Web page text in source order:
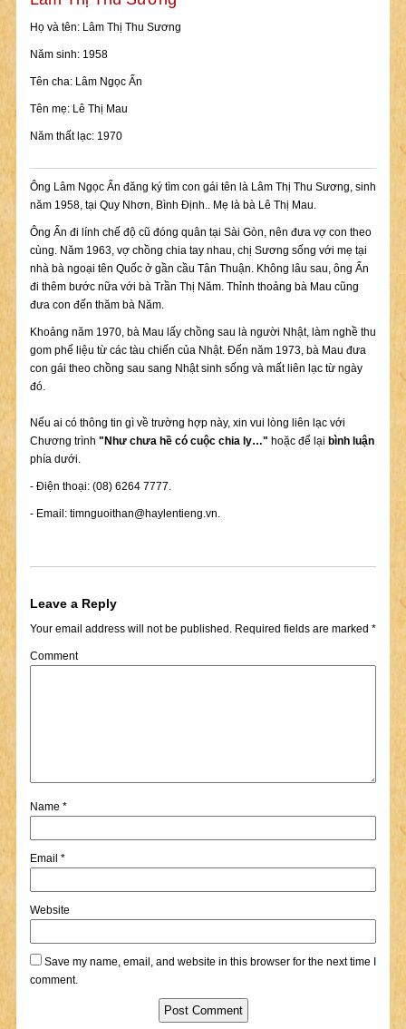
Họ và tên: Lâm Thị Thu Sương
Năm sinh: 1958
Tên cha: Lâm Ngọc Ẩn
Tên mẹ: Lê Thị Mau
Năm thất lạc: 1970
Ông Lâm Ngọc Ẩn đăng ký tìm con gái tên là Lâm Thị Thu Sương, sinh
năm 1958, tại Quy Nhơn, Bình Định.. Mẹ là bà Lê Thị Mau.
Ông Ẩn đi lính chế độ cũ đóng quân tại Sài Gòn, nên đưa vợ con theo
cùng. Năm 1963, vợ chồng chia tay nhau, chị Sương sống với mẹ tại
nhà bà ngoại tên Quốc ở gần cầu Tân Thuận. Không lâu sau, ông Ẩn
đi thêm bước nữa với bà Trần Thị Năm. Thỉnh thoảng bà Mau cũng
đưa con đến thăm bà Năm.
Khoảng năm 1970, bà Mau lấy chồng sau là người Nhật, làm nghề thu
gom phế liệu từ các tàu chiến của Nhật. Đến năm 1973, bà Mau đưa
con gái theo chồng sau sang Nhật sinh sống và mất liên lạc từ ngày
đó.
Nếu ai có thông tin gì về trường hợp này, xin vui lòng liên lạc với
Chương trình "Như chưa hề có cuộc chia ly…" hoặc để lại bình luận
phía dưới.
- Điện thoại: (08) 6264 7777.
- Email: timnguoithan@haylentieng.vn.
Leave a Reply
Your email address will not be published.Required fields are marked *
Comment
Name *
Email *
Website
Save my name, email, and website in this browser for the next time I
comment.